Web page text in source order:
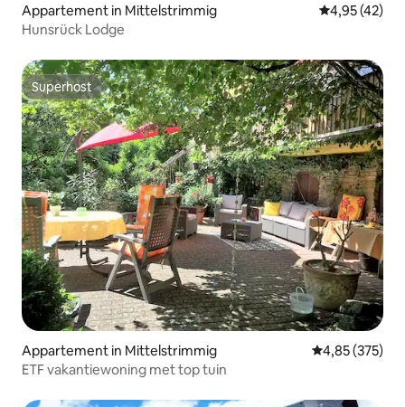
Appartement in Mittelstrimmig Gemiddelde
4,95 (42)
Hunsrück Lodge
Superhost
Superhost
Appartement in Mittelstrimmig Gemiddelde
4,85 (375)
ETF vakantiewoning met top tuin